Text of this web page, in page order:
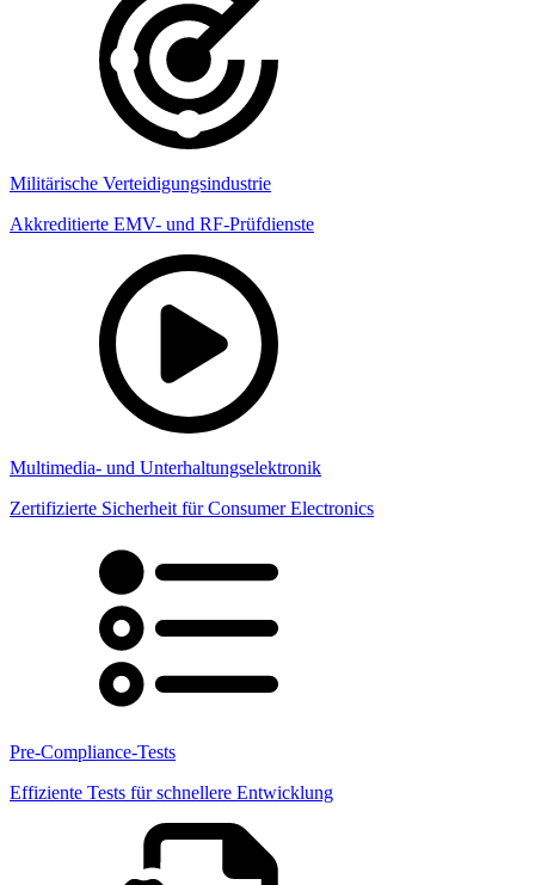
Militärische Verteidigungsindustrie
Akkreditierte EMV- und RF-Prüfdienste
Multimedia- und Unterhaltungselektronik
Zertifizierte Sicherheit für Consumer Electronics
Pre-Compliance-Tests
Effiziente Tests für schnellere Entwicklung